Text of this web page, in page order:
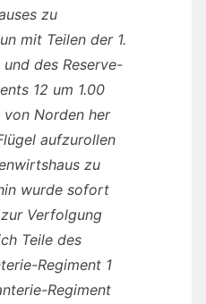
zu
mit Teilen der 1.
des Reserve-
12 um 1.00
Norden her
aufzurollen
zu
wurde sofort
Verfolgung
Teile des
Regiment 1
Regiment